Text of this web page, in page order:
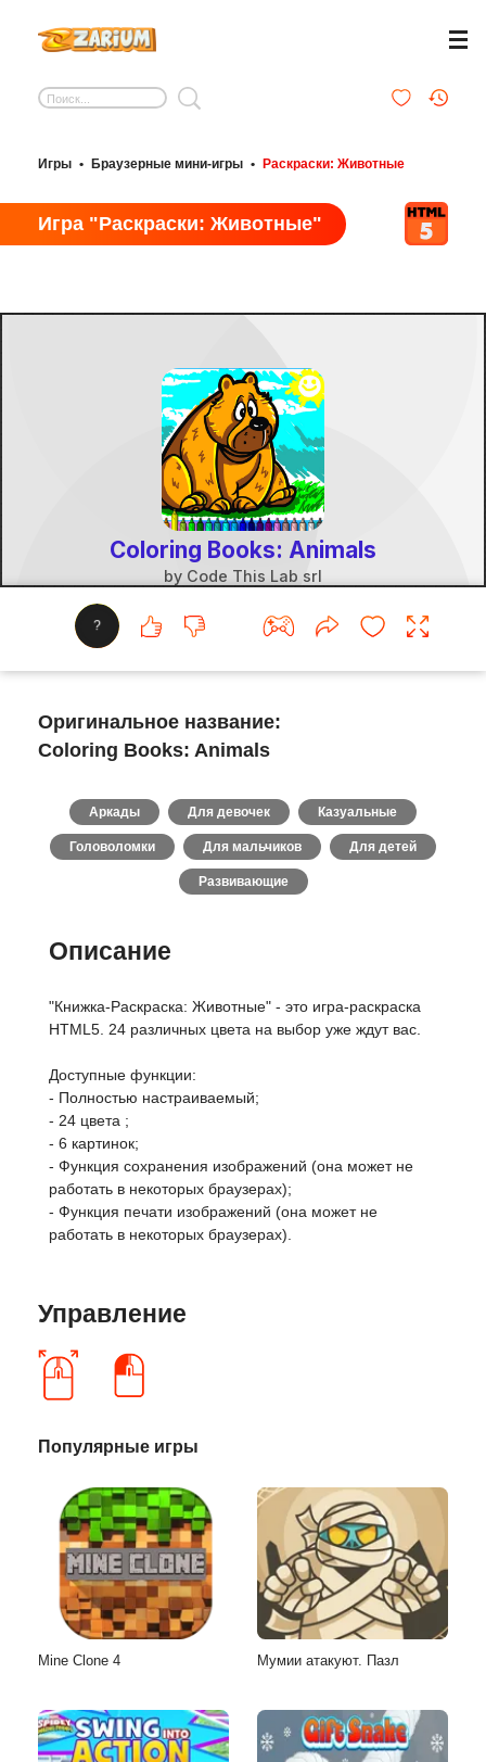
Игры • Браузерные мини-игры • Раскраски: Животные
Игра "Раскраски: Животные"
?
Оригинальное название:
Coloring Books: Animals
Аркады Для девочек Казуальные
Головоломки Для мальчиков Для детей
Развивающие
Описание
"Книжка-Раскраска: Животные" - это игра-раскраска
HTML5. 24 различных цвета на выбор уже ждут вас.
Доступные функции:
- Полностью настраиваемый;
- 24 цвета ;
- 6 картинок;
- Функция сохранения изображений (она может не
работать в некоторых браузерах);
- Функция печати изображений (она может не
работать в некоторых браузерах).
Управление
Популярные игры
Mine Clone 4 Мумии атакуют. Пазл